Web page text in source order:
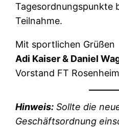
Tagesordnungspunkte
Teilnahme.
Mit sportlichen Grüßen
Adi Kaiser & Daniel
Vorstand FT
Hinweis: Sollte die
Geschäftsordnung